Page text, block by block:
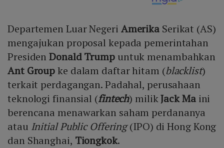
Departemen Luar Negeri Amerika Serikat (AS)
mengajukan proposal kepada pemerintahan
PresidenDonald Trumpuntuk menambahkan
Ant Groupke dalam daftar hitam (blacklist)
terkait perdagangan. Padahal, perusahaan
teknologi finansial (fintech) milikJack Maini
berencana menawarkan saham perdananya
atau Initial Public Offering(IPO) di Hong Kong
dan Shanghai, Tiongkok.